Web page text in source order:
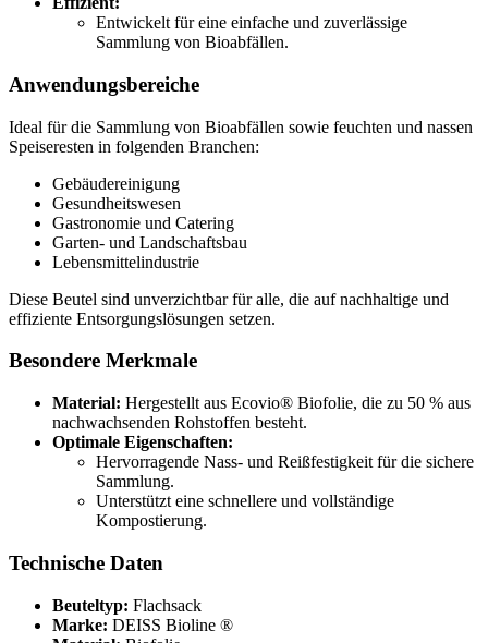
Entwickelt für eine einfache und zuverlässige
Sammlung von Bioabfällen.
Anwendungsbereiche
Ideal für die Sammlung von Bioabfällen sowie feuchten und nassen
Speiseresten in folgenden Branchen:
Gebäudereinigung
Gesundheitswesen
Gastronomie und Catering
Garten- und Landschaftsbau
Lebensmittelindustrie
Diese Beutel sind unverzichtbar für alle, die auf nachhaltige und
effiziente Entsorgungslösungen setzen.
Besondere Merkmale
Material: Hergestellt aus Ecovio® Biofolie, die zu 50 % aus
nachwachsenden Rohstoffen besteht.
Optimale Eigenschaften:
Hervorragende Nass- und Reißfestigkeit für die sichere
Sammlung.
Unterstützt eine schnellere und vollständige
Kompostierung.
Technische Daten
Beuteltyp: Flachsack
Marke: DEISS Bioline ®